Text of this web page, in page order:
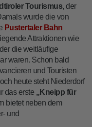
Tourismus, der
wurde die von
Pustertaler Bahn
Attraktionen wie
die weitläufige
waren. Schon bald
und Touristen
heute steht Niederdorf
das erste „Kneipp für
bietet neben dem
und